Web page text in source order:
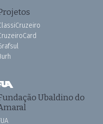
Ubaldino do